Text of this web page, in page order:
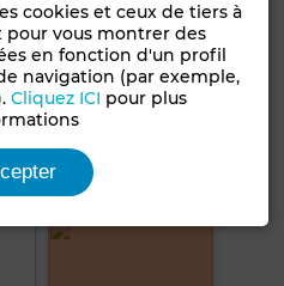
cookies et ceux de tiers à
pour vous montrer des
en fonction d'un profil
navigation (par exemple,
Cliquez ICI pour plus